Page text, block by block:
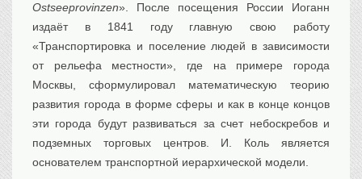
Ostseeprovinzen». После посещения России Иоганн
издаёт в 1841 году главную свою работу
«Транспортировка и поселение людей в зависимости
от рельефа местности», где на примере города
Москвы, сформулировал математическую теорию
развития города в форме сферы и как в конце концов
эти города будут развиваться за счет небоскребов и
подземных торговых центров. И. Коль является
основателем транспортной иерархической модели.